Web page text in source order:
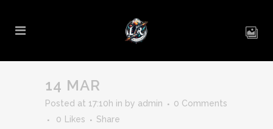
14 MAR
Posted at 17:10h in by admin
0 Comments
0
Likes Share